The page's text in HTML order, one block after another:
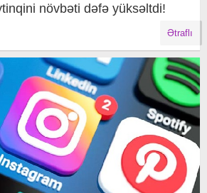
növbəti dəfə yüksəltdi!
Ətraflı